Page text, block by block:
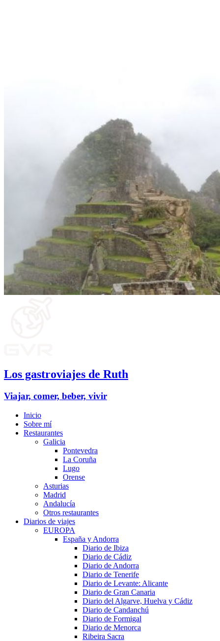
Los gastroviajes de Ruth
Viajar, comer, beber, vivir
Inicio
Sobre mí
Restaurantes
Galicia
Pontevedra
La Coruña
Lugo
Orense
Asturias
Madrid
Andalucía
Otros restaurantes
Diarios de viajes
EUROPA
España y Andorra
Diario de Ibiza
Diario de Cádiz
Diario de Andorra
Diario de Tenerife
Diario de Levante: Alicante
Diario de Gran Canaria
Diario del Algarve, Huelva y Cádiz
Diario de Candanchú
Diario de Formigal
Diario de Menorca
Ribeira Sacra